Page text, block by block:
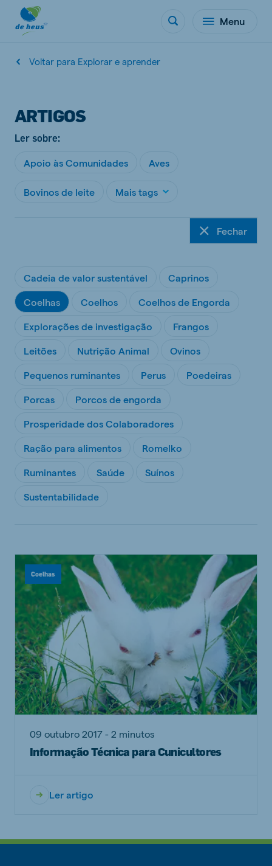
Menu
Voltar para Explorar e aprender
ARTIGOS
Ler sobre:
Apoio às Comunidades Aves
Bovinos de leite Mais tags
Fechar
Cadeia de valor sustentável Caprinos
Coelhas Coelhos Coelhos de Engorda
Explorações de investigação Frangos
Leitões Nutrição Animal Ovinos
Pequenos ruminantes Perus Poedeiras
Porcas Porcos de engorda
Prosperidade dos Colaboradores
Ração para alimentos Romelko
Ruminantes Saúde Suínos
Sustentabilidade
Coelhas
09 outubro 2017 - 2 minutos
Informação Técnica para Cunicultores
Ler artigo